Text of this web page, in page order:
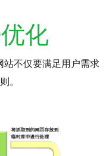
优化
站不仅要满足用户需求
。